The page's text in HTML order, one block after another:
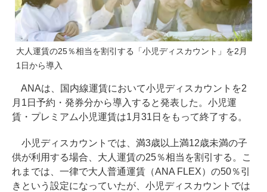
大人運賃の25％相当を割引する「小児ディスカウント」を2月
1日から導入
ANAは、国内線運賃において小児ディスカウントを2
月1日予約・発券分から導入すると発表した。小児運
賃・プレミアム小児運賃は1月31日をもって終了する。
小児ディスカウントでは、満3歳以上満12歳未満の子
供が利用する場合、大人運賃の25％相当を割引する。こ
れまでは、一律で大人普通運賃（ANA FLEX）の50％引
きという設定になっていたが、小児ディスカウントでは